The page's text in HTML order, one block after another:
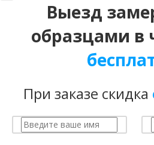
Выезд
образцами в
При заказе скидка